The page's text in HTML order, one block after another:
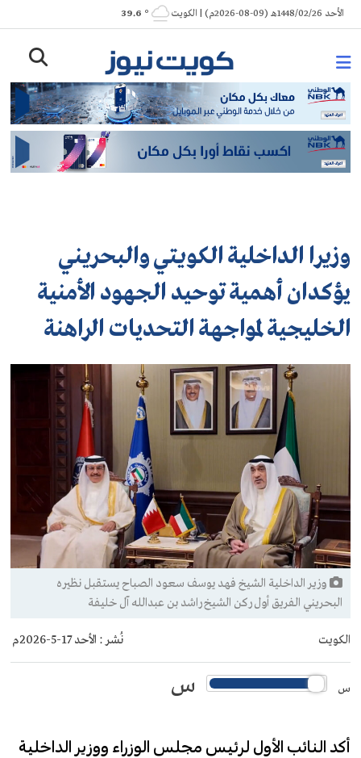
Skip
to
الأحد 1448/02/26هـ (09-08-2026م) | الكويت ° 39.6
وزيرا الداخلية الكويتي والبحريني
يؤكدان أهمية توحيد الجهود الأمنية
الخليجية لمواجهة التحديات الراهنة
وزير الداخلية الشيخ فهد يوسف سعود الصباح يستقبل نظيره
البحريني الفريق أول ركن الشيخ راشد بن عبدالله آل خليفة
الكويت نُشر : الأحد 17-5-2026م
س س
أكد النائب الأول لرئيس مجلس الوزراء ووزير الداخلية